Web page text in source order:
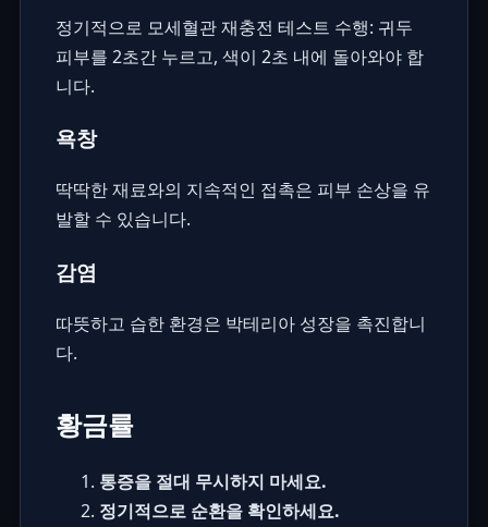
정기적으로 모세혈관 재충전 테스트 수행: 귀두
피부를 2초간 누르고, 색이 2초 내에 돌아와야 합
니다.
욕창
딱딱한 재료와의 지속적인 접촉은 피부 손상을 유
발할 수 있습니다.
감염
따뜻하고 습한 환경은 박테리아 성장을 촉진합니
다.
황금률
통증을 절대 무시하지 마세요.
정기적으로 순환을 확인하세요.